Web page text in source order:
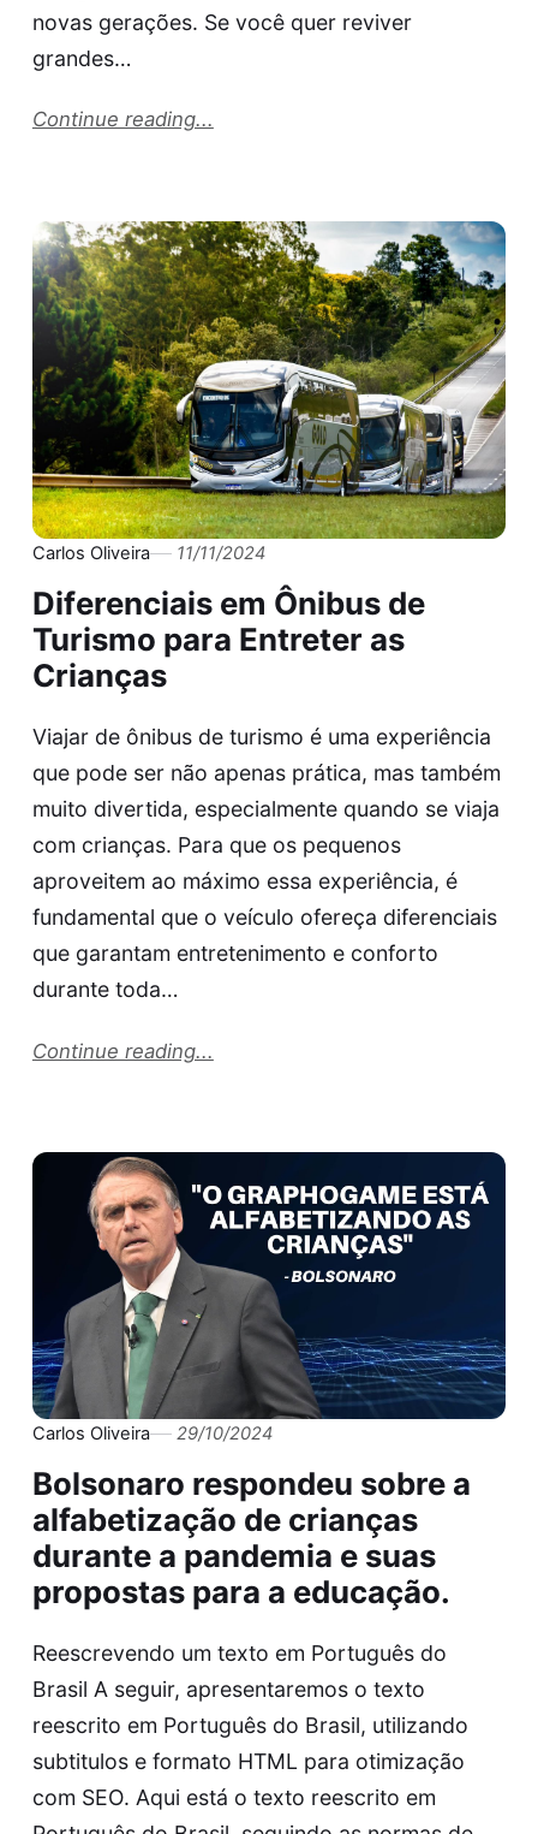
novas gerações. Se você quer reviver
grandes…
Continue reading...
Carlos Oliveira 11/11/2024
Diferenciais em Ônibus de
Turismo para Entreter as
Crianças
Viajar de ônibus de turismo é uma experiência
que pode ser não apenas prática, mas também
muito divertida, especialmente quando se viaja
com crianças. Para que os pequenos
aproveitem ao máximo essa experiência, é
fundamental que o veículo ofereça diferenciais
que garantam entretenimento e conforto
durante toda…
Continue reading...
Carlos Oliveira 29/10/2024
Bolsonaro respondeu sobre a
alfabetização de crianças
durante a pandemia e suas
propostas para a educação.
Reescrevendo um texto em Português do
Brasil A seguir, apresentaremos o texto
reescrito em Português do Brasil, utilizando
subtitulos e formato HTML para otimização
com SEO. Aqui está o texto reescrito em